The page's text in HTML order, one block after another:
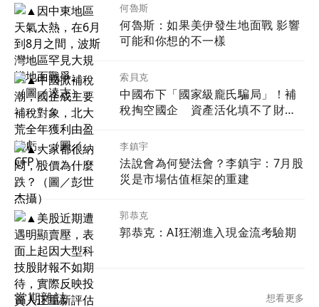
何魯斯
何魯斯：如果美伊發生地面戰 影響
可能和你想的不一樣
索貝克
中國布下「國家級龐氏騙局」！補
稅掏空國企 資產活化填不了財政
李鎮宇
法說會為何變法會？李鎮宇：7月股
災是市場估值框架的重建
郭恭克
郭恭克：AI狂潮進入現金流考驗期
當期雜誌 想看更多